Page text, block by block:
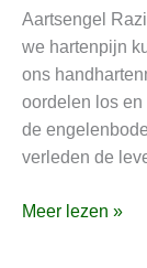
Aartsengel
we hartenpijn
ons
oordelen los en
de
verleden de
we
immers
leren
volgens
Meer lezen »